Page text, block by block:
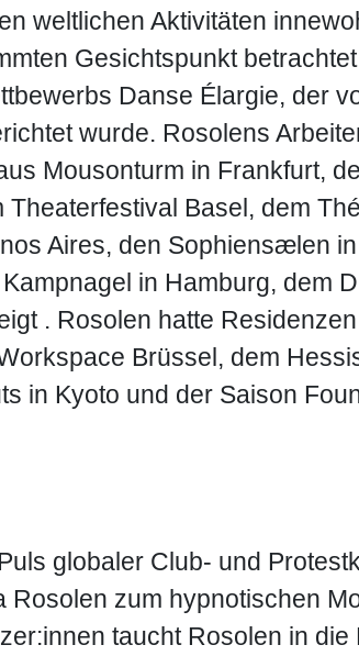
weltlichen Aktivitäten
Gesichtspunkt
Danse Élargie, der
wurde. Rosolens
Mousonturm in Frankfurt,
Basel, dem
Aires, den Sophiensælen
in Hamburg, dem
. Rosolen hatte
Brüssel, dem
in Kyoto und der Saison
globaler Club- und
zum hypnotischen
taucht Rosolen in